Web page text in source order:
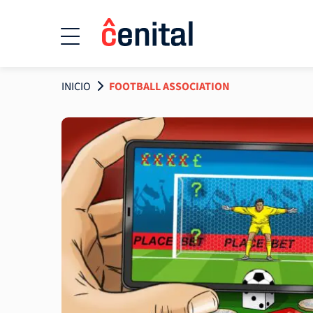
INICIO FOOTBALL ASSOCIATION